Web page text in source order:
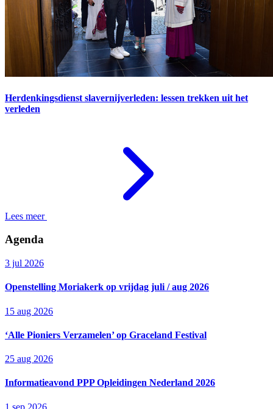
Herdenkingsdienst slavernijverleden: lessen trekken uit het
verleden
Lees meer
Agenda
3 jul 2026
Openstelling Moriakerk op vrijdag juli / aug 2026
15 aug 2026
‘Alle Pioniers Verzamelen’ op Graceland Festival
25 aug 2026
Informatieavond PPP Opleidingen Nederland 2026
1 sep 2026